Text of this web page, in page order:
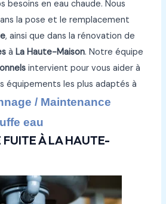
besoins en eau chaude. Nous
la pose et le remplacement
, ainsi que dans la rénovation de
àLa Haute-Maison. Notre équipe
intervient pour vous aider à
équipements les plus adaptés à
/ Maintenance
eau
À LA HAUTE-